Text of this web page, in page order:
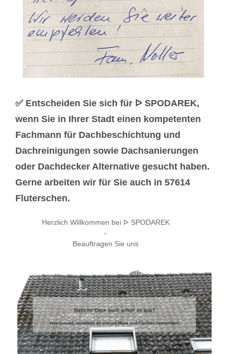
✅ Entscheiden Sie sich für ᐅ SPODAREK,
wenn Sie in Ihrer Stadt einen kompetenten
Fachmann für Dachbeschichtung und
Dachreinigungen sowie Dachsanierungen
oder Dachdecker Alternative gesucht haben.
Gerne arbeiten wir für Sie auch in 57614
Fluterschen.
Herzlich Willkommen bei ᐅ SPODAREK
-
Beauftragen Sie uns